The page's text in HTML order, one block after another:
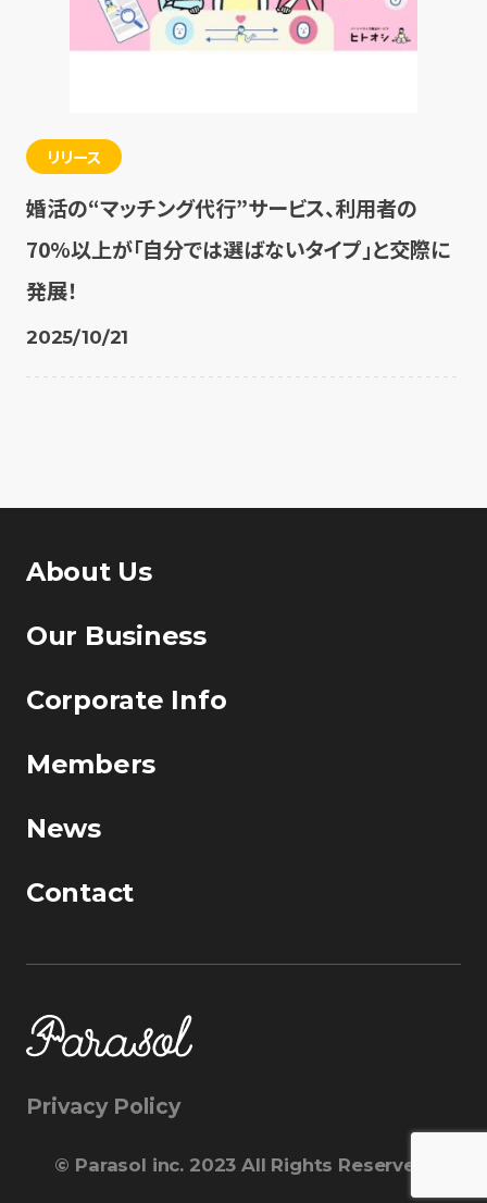
リリース
婚活の“マッチング代行”サービス、利用者の
70%以上が「自分では選ばないタイプ」と交際に
発展！
2025/10/21
About Us
Our Business
Corporate Info
Members
News
Contact
Privacy Policy
©︎ Parasol inc. 2023 All Rights Reserved.